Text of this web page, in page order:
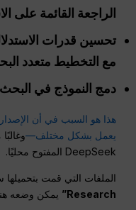
الراجعة القائمة على
تحسين قدرات
مع التخطيط متعدد
دمج النموذج في
يعمل بشكل مختلف—
DeepSeek المفتوح محليًا.
الملفات التي قمت بتحميلها
Research”
يمكن وضعه